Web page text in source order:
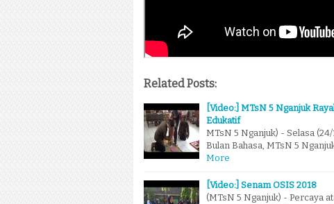
Related Posts:
[Video:] MTsN 5 Nganjuk
Edukatif
MTsN 5 Nganjuk) - Selasa
Bulan Bahasa, MTsN 5
More
[Video:] Senam OSIS 2018
(MTsN 5 Nganjuk) - Percaya